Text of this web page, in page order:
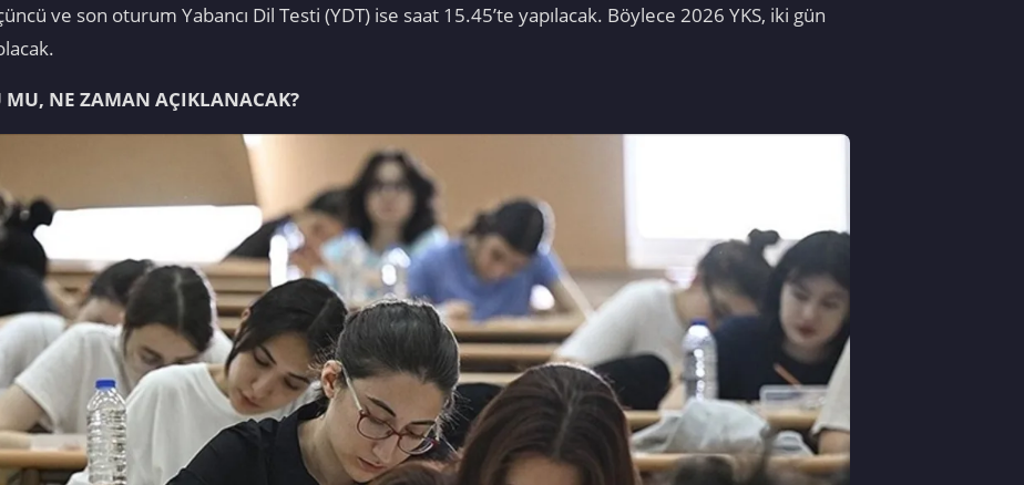
ve son oturum Yabancı Dil Testi (YDT) ise saat 15.45’te yapılacak. Böylece 2026 YKS, iki gün
MU, NE ZAMAN AÇIKLANACAK?